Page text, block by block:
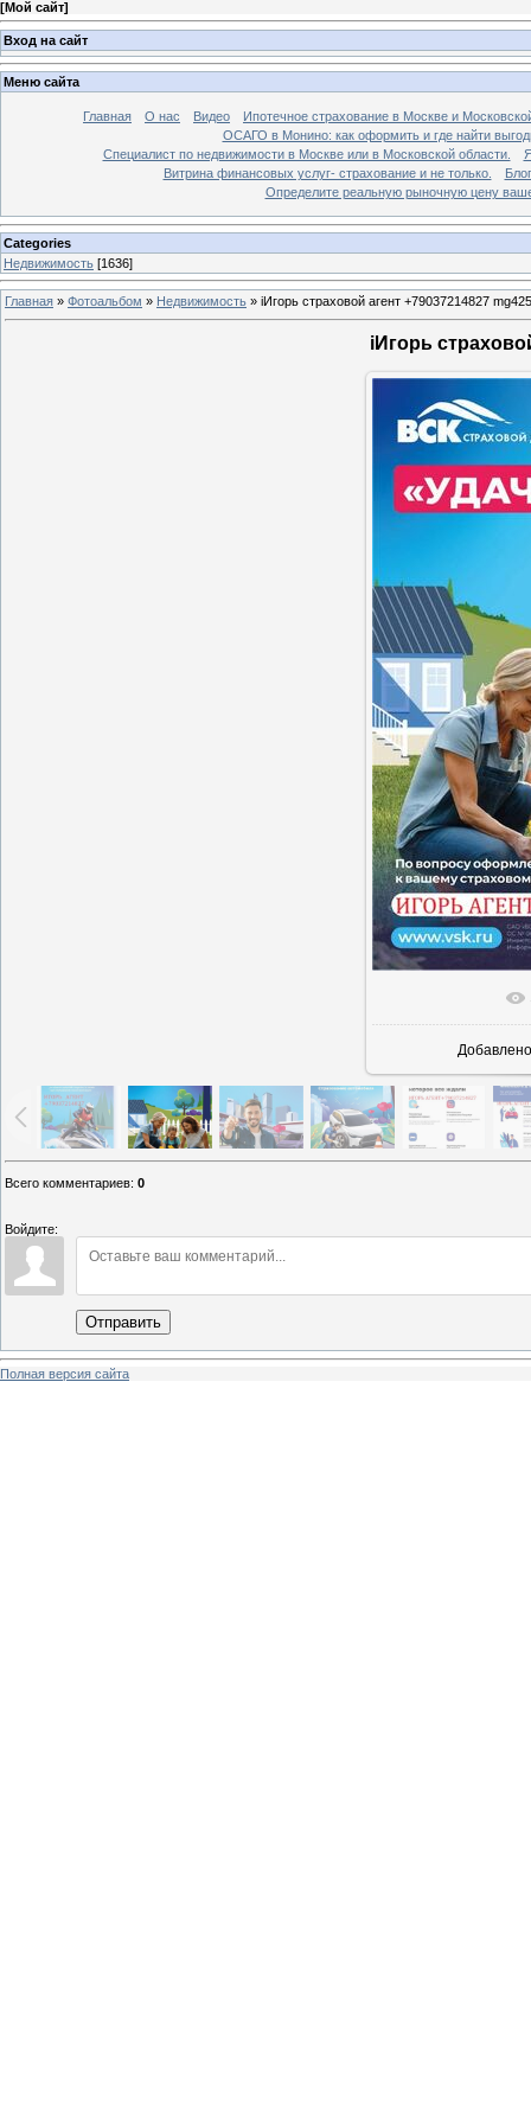
[Мой сайт]
Вход на сайт
Меню сайта
Главная О нас Видео
Ипотечное страхование в Москве и
ОСАГО в Монино: как оформить и где найти
Специалист по недвижимости в Москве или в Московской области.
Витрина финансовых услуг- страхование и не только.
Блог
Определите реальную рыночную цену
Categories
Недвижимость [1636]
Главная » Фотоальбом » Недвижимость » iИгорь страховой агент +79037214827 mg425
iИгорь
В
Добавлено
Всего комментариев: 0
Войдите:
Отправить
Полная версия сайта